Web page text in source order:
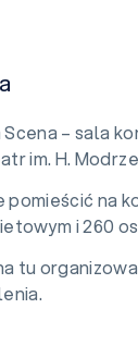
Scena – sala
im. H.
pomieścić na
i 260
tu